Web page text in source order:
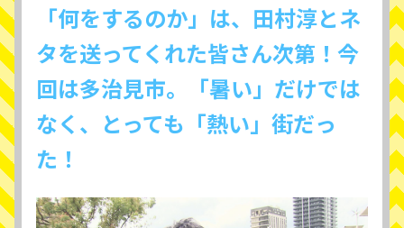
「何をするのか」は、田村淳とネ
タを送ってくれた皆さん次第！今
回は多治見市。「暑い」だけでは
なく、とっても「熱い」街だっ
た！